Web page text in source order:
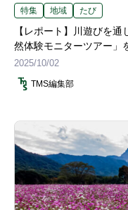
特集 地域 たび
【レポート】川遊びを
然体験モニターツアー」
2025/10/02
TMS編集部